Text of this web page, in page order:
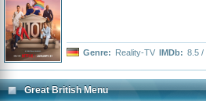
Genre: Reality-TV IMDb: 8.5 /
Great British Menu